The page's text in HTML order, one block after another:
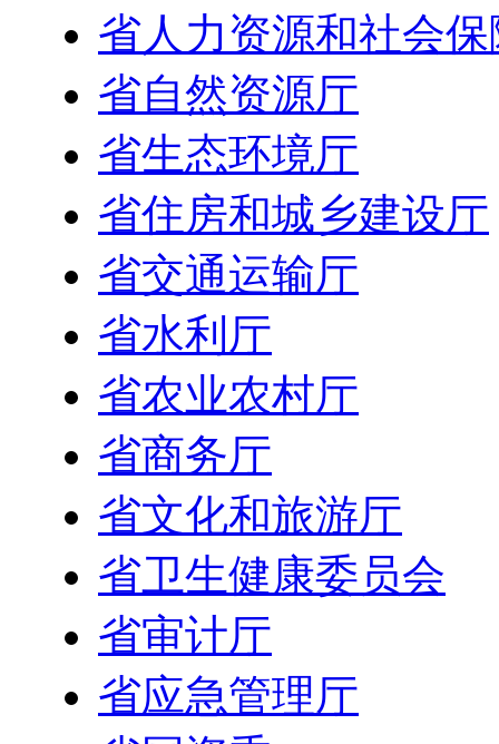
省人力资源和社会
省自然资源厅
省生态环境厅
省住房和城乡建设厅
省交通运输厅
省水利厅
省农业农村厅
省商务厅
省文化和旅游厅
省卫生健康委员会
省审计厅
省应急管理厅